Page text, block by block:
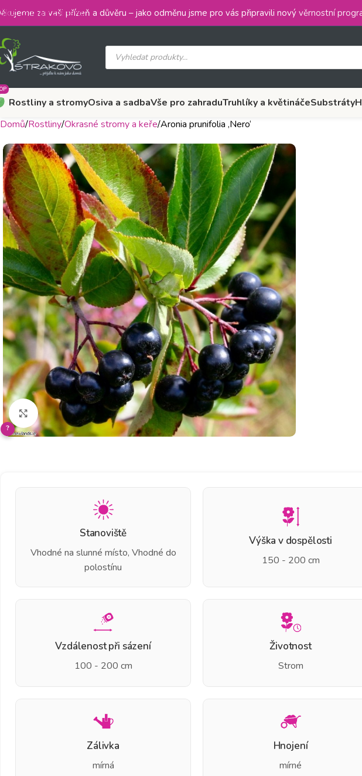
Skip to main content
za vaši přízeň a důvěru – jako odměnu jsme pro vás připravili nový věrnostní
Rostliny a stromyOsiva a sadbaVše pro zahraduTruhlíky a květináčeSubstráty
Domů Rostliny Okrasné stromy a keře Aronia prunifolia ‚Nero‘
Klikněte pro zvětšení
?
Stanoviště
Vhodné na slunné místo, Vhodné do
polostínu
Výška v dospělosti
150 - 200 cm
Vzdálenost při sázení
100 - 200 cm
Životnost
Strom
Zálivka
mírná
Hnojení
mírné